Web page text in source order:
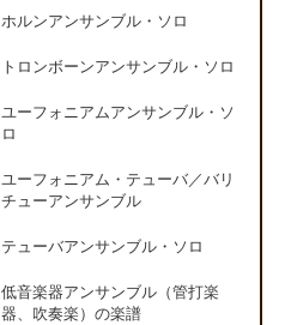
ホルンアンサンブル・ソロ
トロンボーンアンサンブル・ソロ
ユーフォニアムアンサンブル・ソ
ロ
ユーフォニアム・テューバ／バリ
チューアンサンブル
テューバアンサンブル・ソロ
低音楽器アンサンブル（管打楽
器、吹奏楽）の楽譜